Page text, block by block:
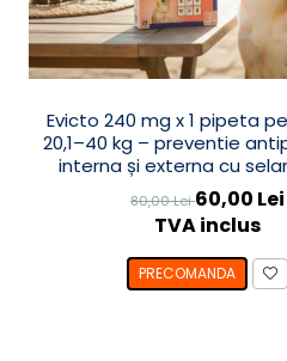
Evicto 240 mg x 1 pipeta
20,1–40 kg – preventie
interna și externa cu
80,00 Lei60,00 Lei
TVA inclus
PRECOMANDA